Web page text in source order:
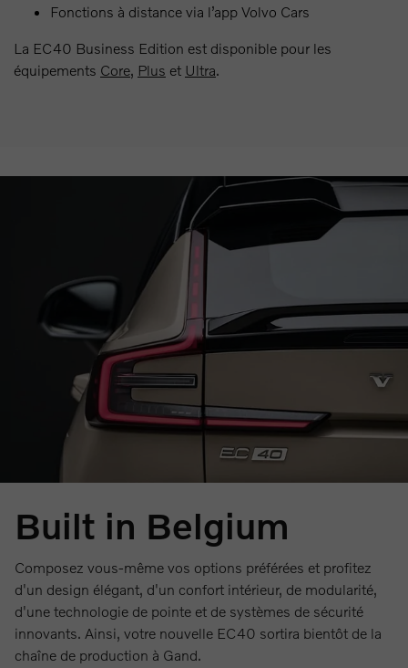
Fonctions à distance via l’app Volvo Cars
La EC40 Business Edition est disponible pour les
équipements Core, Plus et Ultra.
Built in Belgium
Composez vous-même vos options préférées et profitez
d'un design élégant, d'un confort intérieur, de modularité,
d'une technologie de pointe et de systèmes de sécurité
innovants. Ainsi, votre nouvelle EC40 sortira bientôt de la
chaîne de production à Gand.